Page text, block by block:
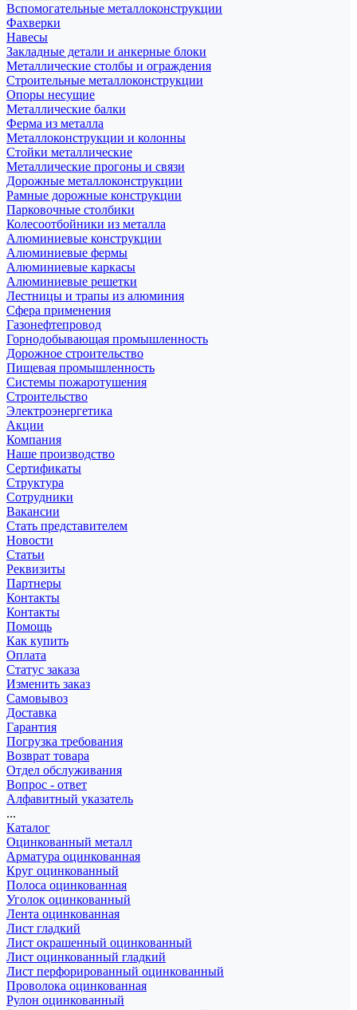
Вспомогательные металлоконструкции
Фахверки
Навесы
Закладные детали и анкерные блоки
Металлические столбы и ограждения
Строительные металлоконструкции
Опоры несущие
Металлические балки
Ферма из металла
Металлоконструкции и колонны
Стойки металлические
Металлические прогоны и связи
Дорожные металлоконструкции
Рамные дорожные конструкции
Парковочные столбики
Колесоотбойники из металла
Алюминиевые конструкции
Алюминиевые фермы
Алюминиевые каркасы
Алюминиевые решетки
Лестницы и трапы из алюминия
Сфера применения
Газонефтепровод
Горнодобывающая промышленность
Дорожное строительство
Пищевая промышленность
Системы пожаротушения
Строительство
Электроэнергетика
Акции
Компания
Наше производство
Сертификаты
Структура
Сотрудники
Вакансии
Стать представителем
Новости
Статьи
Реквизиты
Партнеры
Контакты
Контакты
Помощь
Как купить
Оплата
Статус заказа
Изменить заказ
Самовывоз
Доставка
Гарантия
Погрузка требования
Возврат товара
Отдел обслуживания
Вопрос - ответ
Алфавитный указатель
...
Каталог
Оцинкованный металл
Арматура оцинкованная
Круг оцинкованный
Полоса оцинкованная
Уголок оцинкованный
Лента оцинкованная
Лист гладкий
Лист окрашенный оцинкованный
Лист оцинкованный гладкий
Лист перфорированный оцинкованный
Проволока оцинкованная
Рулон оцинкованный